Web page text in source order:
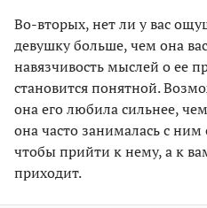
Во-вторых, нет ли у вас
девушку больше, чем она
навязчивость мыслей о ее
становится понятной.
она его любила сильнее,
она часто занималась с
чтобы прийти к нему, а к
приходит.